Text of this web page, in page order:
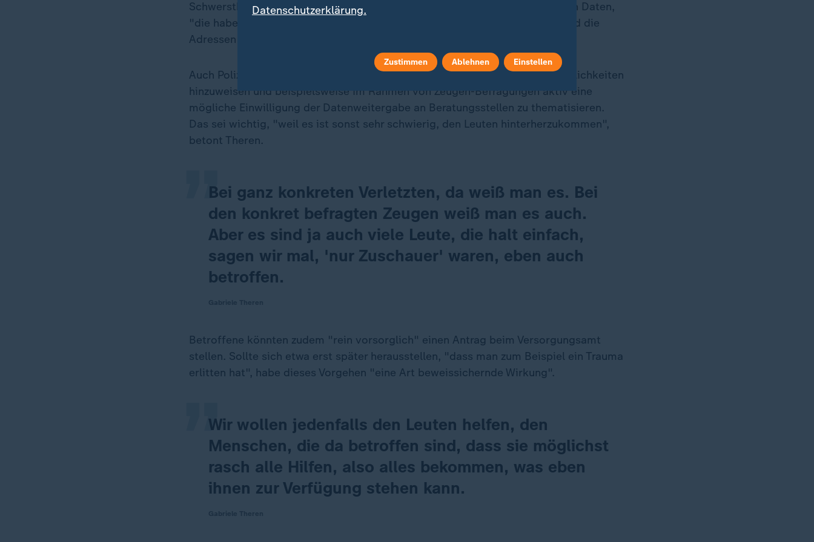
Schwerstbeschädigten und -geschädigten gebe es bereits eine Freigabe von Daten,
"die haben wir auch schon angeschrieben und eben auf unsere Nummern und die
Adressen auch verwiesen", sagt die Landesopferbeauftragte.
Auch Polizei und Einsatzkräfte seien sensibilisiert, auf die bestehenden Möglichkeiten
hinzuweisen und beispielsweise im Rahmen von Zeugen-Befragungen aktiv eine
mögliche Einwilligung der Datenweitergabe an Beratungsstellen zu thematisieren.
Das sei wichtig, "weil es ist sonst sehr schwierig, den Leuten hinterherzukommen",
betont Theren.
Bei ganz konkreten Verletzten, da weiß man es. Bei
den konkret befragten Zeugen weiß man es auch.
Aber es sind ja auch viele Leute, die halt einfach,
sagen wir mal, 'nur Zuschauer' waren, eben auch
betroffen.
„
Betroffene könnten zudem "rein vorsorglich" einen Antrag beim Versorgungsamt
stellen. Sollte sich etwa erst später herausstellen, "dass man zum Beispiel ein Trauma
erlitten hat", habe dieses Vorgehen "eine Art beweissichernde Wirkung".
Wir wollen jedenfalls den Leuten helfen, den
Menschen, die da betroffen sind, dass sie möglichst
rasch alle Hilfen, also alles bekommen, was eben
ihnen zur Verfügung stehen kann.
„
Datenschutzerklärung.
Zustimmen Ablehnen Einstellen